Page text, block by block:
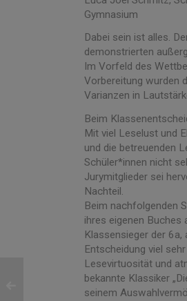
Gymnasium
Dabei sein ist alles.
demonstrierten
Im Vorfeld des
Vorbereitung wurden
Varianzen in
Beim
Mit viel Leselust und
und die betreuenden
Schüler*innen nicht
Jurymitglieder sei
Nachteil.
Beim nachfolgenden
ihres eigenen Buches
Klassensieger der 6a,
Entscheidung viel
Lesevirtuosität und
bekannte Klassiker
seinem